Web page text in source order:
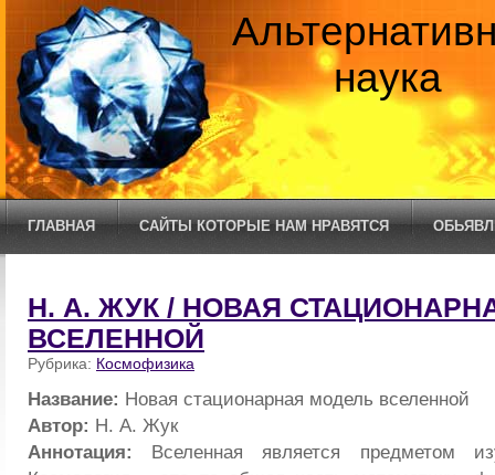
наука
ГЛАВНАЯ САЙТЫ КОТОРЫЕ НАМ НРАВЯТСЯ
Н. А. ЖУК / НОВАЯ
ВСЕЛЕННОЙ
Рубрика: Космофизика
Название: Новая стационарная модель вселенной
Автор: Н. А. Жук
Аннотация: Вселенная является предметом